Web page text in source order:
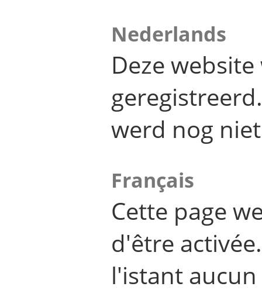
Nederlands
Deze
werd nog
Français
Cette page
d'être
l'istant